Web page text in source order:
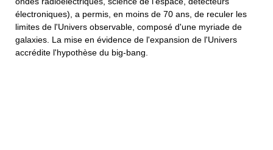
électroniques), a permis, en moins de 70 ans, de reculer les
limites de l'Univers observable, composé d'une myriade de
galaxies. La mise en évidence de l'expansion de l'Univers
accrédite l'hypothèse du big-bang.